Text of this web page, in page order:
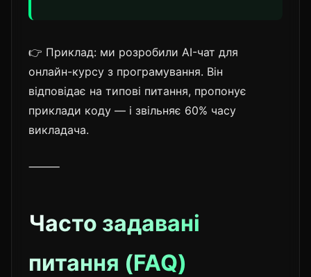
👉 Приклад: ми розробили AI-чат для
онлайн-курсу з програмування. Він
відповідає на типові питання, пропонує
приклади коду — і звільняє 60% часу
викладача.
⸻
Часто задавані
питання (FAQ)